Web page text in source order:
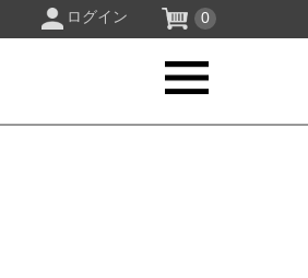
ログイン 0